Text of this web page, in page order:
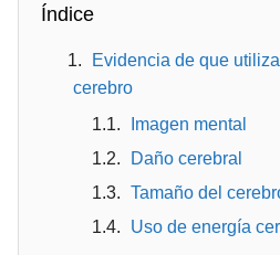
Índice
Evidencia de que
cerebro
Imagen mental
Daño cerebral
Tamaño del
Uso de energía